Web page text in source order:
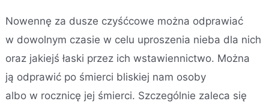
Nowennę za dusze czyśćcowe można odprawiać
w dowolnym czasie w celu uproszenia nieba dla nich
oraz jakiejś łaski przez ich wstawiennictwo. Można
ją odprawić po śmierci bliskiej nam osoby
albo w rocznicę jej śmierci. Szczególnie zaleca się